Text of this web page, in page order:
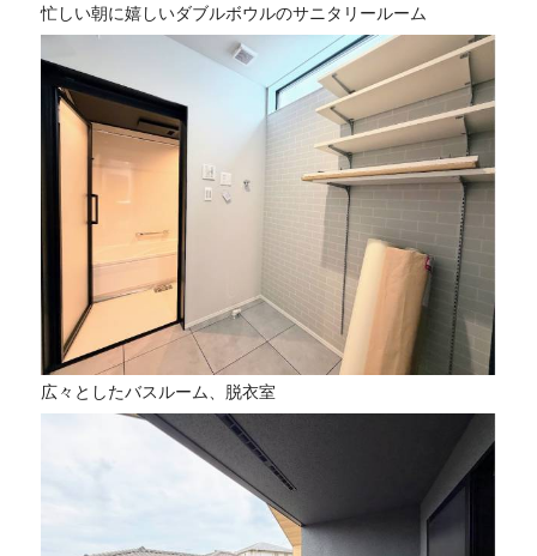
忙しい朝に嬉しいダブルボウルのサニタリールーム
広々としたバスルーム、脱衣室